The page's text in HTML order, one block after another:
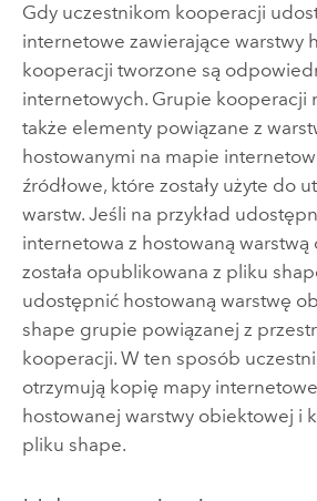
Gdy uczestnikom kooperacji
internetowe zawierające warstwy
kooperacji tworzone są
internetowych. Grupie kooperacji
także elementy powiązane z
hostowanymi na mapie
źródłowe, które zostały użyte do
warstw. Jeśli na przykład
internetowa z hostowaną warstwą
została opublikowana z pliku
udostępnić hostowaną warstwę
shape grupie powiązanej z
kooperacji. W ten sposób
otrzymują kopię mapy
hostowanej warstwy obiektowej i
pliku shape.